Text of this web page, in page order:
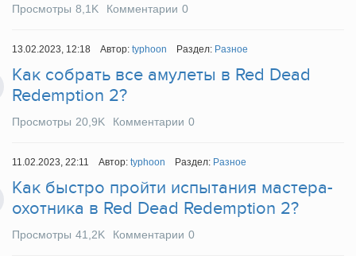
Просмотры 8,1K Комментарии 0
13.02.2023, 12:18 Автор: typhoon Раздел: Разное
Как собрать все амулеты в Red Dead
Redemption 2?
Просмотры 20,9K Комментарии 0
11.02.2023, 22:11 Автор: typhoon Раздел: Разное
Как быстро пройти испытания мастера-
охотника в Red Dead Redemption 2?
Просмотры 41,2K Комментарии 0